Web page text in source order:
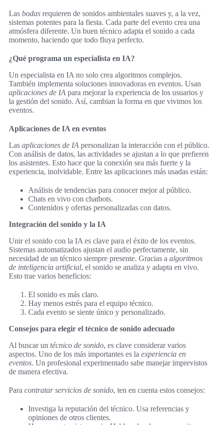
Las bodas requieren de sonidos ambientales suaves y, a la vez,
sistemas potentes para la fiesta. Cada parte del evento crea una
atmósfera diferente. Un buen técnico adapta el sonido a cada
momento, haciendo que todo fluya perfecto.
¿Qué programa un especialista en IA?
Un especialista en IA no solo crea algoritmos complejos.
También implementa soluciones innovadoras en eventos. Usan
aplicaciones de IA para mejorar la experiencia de los usuarios y
la gestión del sonido. Así, cambian la forma en que vivimos los
eventos.
Aplicaciones de IA en eventos
Las aplicaciones de IA personalizan la interacción con el público.
Con análisis de datos, las actividades se ajustan a lo que prefieren
los asistentes. Esto hace que la conexión sea más fuerte y la
experiencia, inolvidable. Entre las aplicaciones más usadas están:
Análisis de tendencias para conocer mejor al público.
Chats en vivo con chatbots.
Contenidos y ofertas personalizadas con datos.
Integración del sonido y la IA
Unir el sonido con la IA es clave para el éxito de los eventos.
Sistemas automatizados ajustan el audio perfectamente, sin
necesidad de un técnico siempre presente. Gracias a algoritmos
de inteligencia artificial, el sonido se analiza y adapta en vivo.
Esto trae varios beneficios:
El sonido es más claro.
Hay menos estrés para el equipo técnico.
Cada evento se siente único y personalizado.
Consejos para elegir el técnico de sonido adecuado
Al buscar un técnico de sonido, es clave considerar varios
aspectos. Uno de los más importantes es la experiencia en
eventos. Un profesional experimentado sabe manejar imprevistos
de manera efectiva.
Para contratar servicios de sonido, ten en cuenta estos consejos:
Investiga la reputación del técnico. Usa referencias y
opiniones de otros clientes.